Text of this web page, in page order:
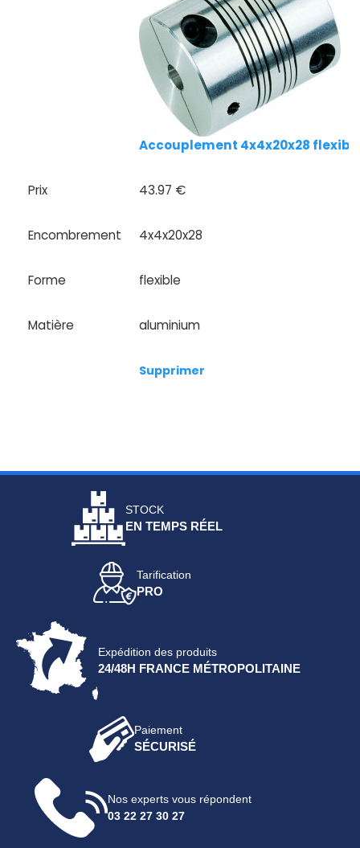
Documentations
panier
Accouplement 4x4x20x28
Prix 43.97 €
Encombrement 4x4x20x28
Forme flexible
Matière aluminium
Supprimer
STOCK
EN TEMPS RÉEL
Tarification
PRO
Expédition des produits
24/48H FRANCE MÉTROPOLITAINE
Paiement
SÉCURISÉ
Nos experts vous répondent
03 22 27 30 27